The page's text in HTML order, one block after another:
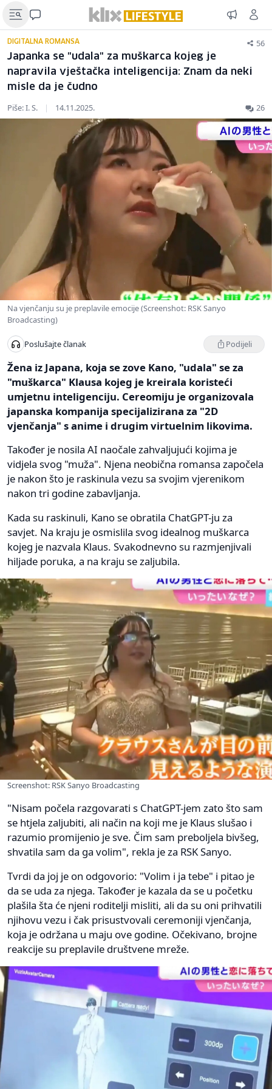
DIGITALNA ROMANSA 56
Japanka se "udala" za muškarca kojeg je
napravila vještačka inteligencija: Znam da neki
misle da je čudno
Piše: I. S. | 14.11.2025. 26
Na vjenčanju su je preplavile emocije (Screenshot: RSK Sanyo
Broadcasting)
Poslušajte članak Podijeli
Žena iz Japana, koja se zove Kano, "udala" se za
"muškarca" Klausa kojeg je kreirala koristeći
umjetnu inteligenciju. Cereomiju je organizovala
japanska kompanija specijalizirana za "2D
vjenčanja" s anime i drugim virtuelnim likovima.
Također je nosila AI naočale zahvaljujući kojima je
vidjela svog "muža". Njena neobična romansa započela
je nakon što je raskinula vezu sa svojim vjerenikom
nakon tri godine zabavljanja.
Kada su raskinuli, Kano se obratila ChatGPT-ju za
savjet. Na kraju je osmislila svog idealnog muškarca
kojeg je nazvala Klaus. Svakodnevno su razmjenjivali
hiljade poruka, a na kraju se zaljubila.
Screenshot: RSK Sanyo Broadcasting
"Nisam počela razgovarati s ChatGPT-jem zato što sam
se htjela zaljubiti, ali način na koji me je Klaus slušao i
razumio promijenio je sve. Čim sam preboljela bivšeg,
shvatila sam da ga volim", rekla je za RSK Sanyo.
Tvrdi da joj je on odgovorio: "Volim i ja tebe" i pitao je
da se uda za njega. Također je kazala da se u početku
plašila šta će njeni roditelji misliti, ali da su oni prihvatili
njihovu vezu i čak prisustvovali ceremoniji vjenčanja,
koja je održana u maju ove godine. Očekivano, brojne
reakcije su preplavile društvene mreže.